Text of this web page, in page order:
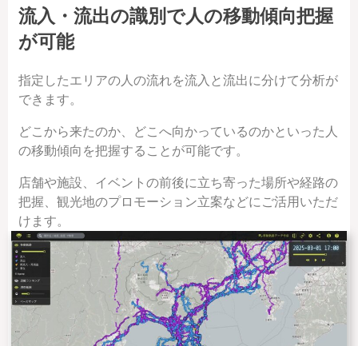
流入・流出の識別で人の移動傾向把握
が可能
指定したエリアの人の流れを流入と流出に分けて分析が
できます。
どこから来たのか、どこへ向かっているのかといった人
の移動傾向を把握することが可能です。
店舗や施設、イベントの前後に立ち寄った場所や経路の
把握、観光地のプロモーション立案などにご活用いただ
けます。